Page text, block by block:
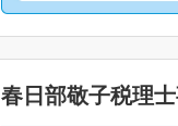
春日部敬子税理